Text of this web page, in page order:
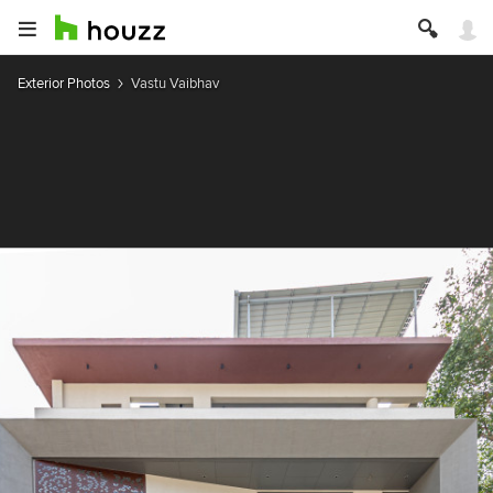
Exterior Photos Vastu Vaibhav